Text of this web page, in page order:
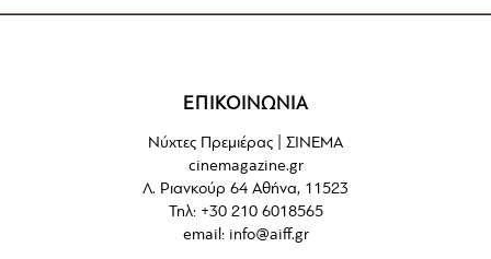
ΕΠΙΚΟΙΝΩΝΙΑ
Νύχτες Πρεμιέρας | ΣΙΝΕΜΑ
cinemagazine.gr
Λ. Ριανκούρ 64 Αθήνα, 11523
Τηλ: +30 210 6018565
email: info@aiff.gr